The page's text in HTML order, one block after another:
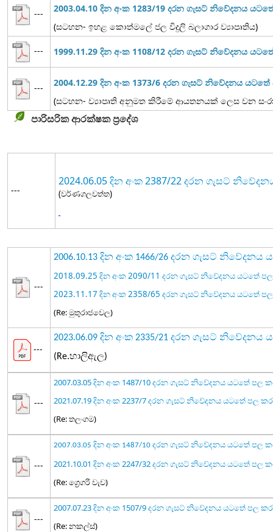
---
2003.04.10 දින අංක 1283/19 දරන ගැසට් නිවේදනය
(සටහන- ඉහළ කොත්මලේ ජල විදුලි බලාගාර ව්‍යාපෘතිය)
--- 1999.11.29 දින අංක 1108/12 දරන ගැසට් නිවේදනය
---
2004.12.29 දින අංක 1373/6 දරන ගැසට් නිවේදනය
(සටහන- ව්‍යාපෘති අනුමත කිරීමේ ආයතනයක් ලෙස වන
පාරිසරික ආරක්ෂක ප්‍රදේශ
---
2024.06.05 දින අංක 2387/22 දරන ගැසට්
(වර්ණගලවත්ත)
---
2006.10.13 දින අංක 1466/26 දරන ගැසට්
2018.09.25 දින අංක 2090/11 දරන ගැසට් නිවේදනය යටතේ
2023.11.17 දින අංක 2358/65 දරන ගැසට් නිවේදනය යටතේ
(Re: මුතුරාජවෙල)
---
2023.06.09 දින අංක 2335/21 දරන ගැසට්
(Re.හාලිඇල)
---
2007.03.05 දින අංක 1487/10 දරන ගැසට් නිවේදනය යටතේ පල
2021.07.19 දින අංක 2237/7 දරන ගැසට් නිවේදනය යටතේ පල
(Re: තලංගම)
---
2007.03.05 දින අංක 1487/10 දරන ගැසට් නිවේදනය යටතේ පල
2021.10.01 දින අංක 2247/32 දරන ගැසට් නිවේදනය යටතේ
(Re: ග්‍රෙගරි වැව)
---
2007.07.23 දින අංක 1507/9 දරන ගැසට් නිවේදනය යටතේ පල
(Re: නකල්ස්)